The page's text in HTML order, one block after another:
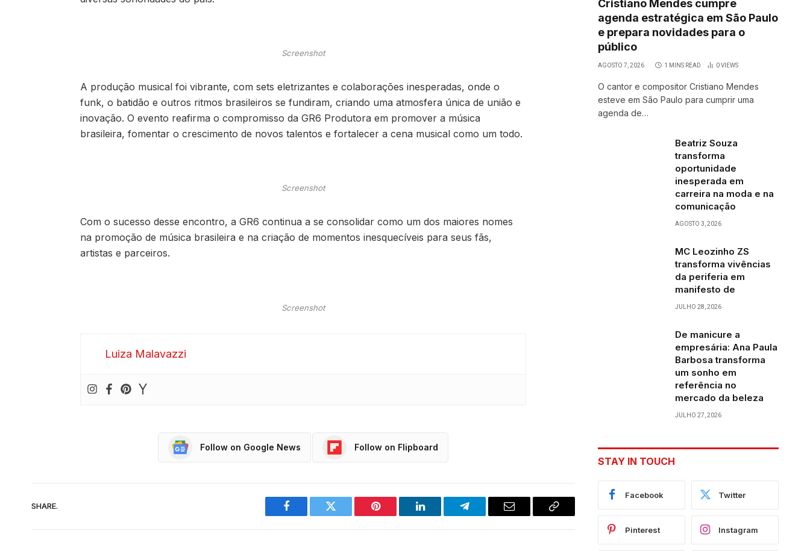
Screenshot
A produção musical foi vibrante, com sets eletrizantes e colaborações inesperadas, onde o
funk, o batidão e outros ritmos brasileiros se fundiram, criando uma atmosfera única de união e
inovação. O evento reafirma o compromisso da GR6 Produtora em promover a música
brasileira, fomentar o crescimento de novos talentos e fortalecer a cena musical como um todo.
Screenshot
Com o sucesso desse encontro, a GR6 continua a se consolidar como um dos maiores nomes
na promoção de música brasileira e na criação de momentos inesquecíveis para seus fãs,
artistas e parceiros.
Screenshot
Luiza Malavazzi
Follow on Google News Follow on Flipboard
SHARE.
Facebook Twitter Pinterest LinkedIn Telegram Email
Copy
Cristiano Mendes cumpre
agenda estratégica em São Paulo
e prepara novidades para o
público
AGOSTO 7, 2026 1 MINS READ 0VIEWS
O cantor e compositor Cristiano Mendes
esteve em São Paulo para cumprir uma
agenda de…
Beatriz Souza
transforma
oportunidade
inesperada em
carreira na moda e na
comunicação
AGOSTO 3, 2026
MC Leozinho ZS
transforma vivências
da periferia em
manifesto de
JULHO 28, 2026
De manicure a
empresária: Ana Paula
Barbosa transforma
um sonho em
referência no
mercado da beleza
JULHO 27, 2026
STAY IN TOUCH
Facebook Twitter
Pinterest Instagram